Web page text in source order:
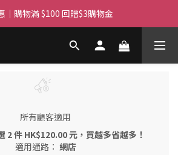
送貨上門 I 滿$350免運 順豐自取
｜購物滿 $100 回贈$3購物金
送貨上門 I 滿$350免運 順豐自取
所有顧客適用
2 件 HK$120.00 元，買越多省越多！
適用通路： 網店